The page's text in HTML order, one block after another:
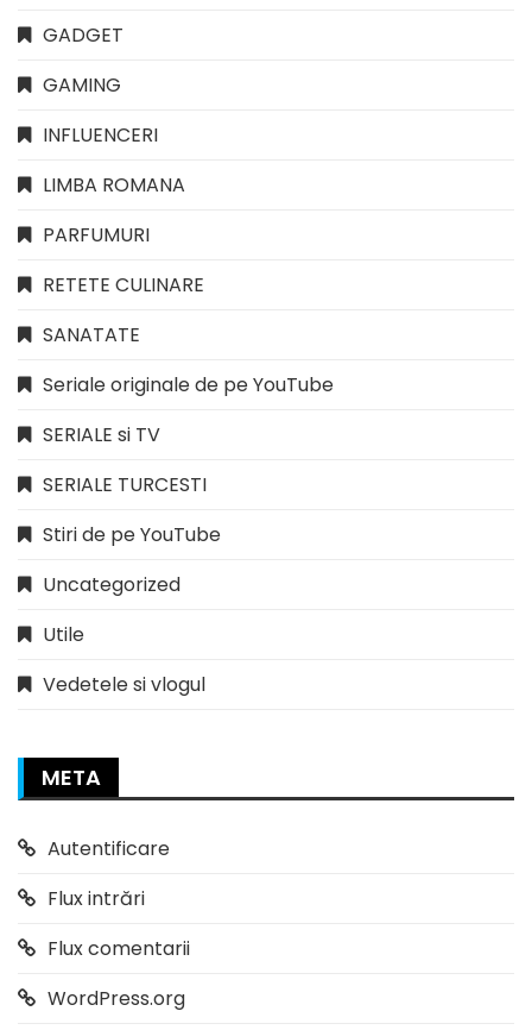
GADGET
GAMING
INFLUENCERI
LIMBA ROMANA
PARFUMURI
RETETE CULINARE
SANATATE
Seriale originale de pe YouTube
SERIALE si TV
SERIALE TURCESTI
Stiri de pe YouTube
Uncategorized
Utile
Vedetele si vlogul
META
Autentificare
Flux intrări
Flux comentarii
WordPress.org